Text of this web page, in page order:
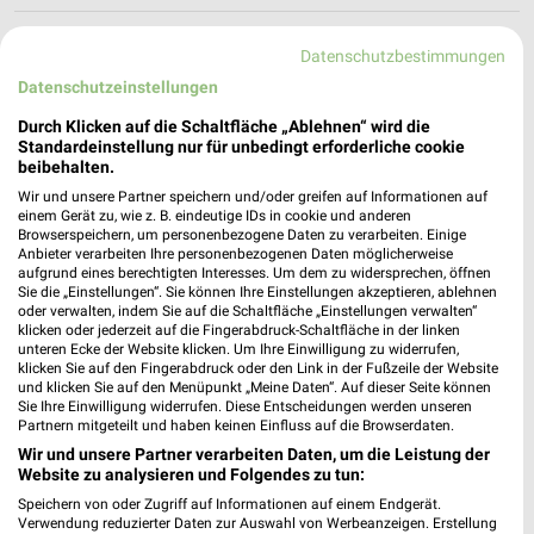
hagebaumarkt Angebote in Hildburghausen
298,17 km
Baumärkte Angebote für Kronach und
Umgebung
5 Prospekte
toom Baumarkt HKL BAUMASCHINEN
Datenschutzbestimmungen
Datenschutzeinstellungen
Durch Klicken auf die Schaltfläche „Ablehnen“ wird die
Standardeinstellung nur für unbedingt erforderliche cookie
beibehalten.
Wir und unsere Partner speichern und/oder greifen auf Informationen auf
einem Gerät zu, wie z. B. eindeutige IDs in cookie und anderen
Browserspeichern, um personenbezogene Daten zu verarbeiten. Einige
Anbieter verarbeiten Ihre personenbezogenen Daten möglicherweise
aufgrund eines berechtigten Interesses. Um dem zu widersprechen, öffnen
Sie die „Einstellungen“. Sie können Ihre Einstellungen akzeptieren, ablehnen
oder verwalten, indem Sie auf die Schaltfläche „Einstellungen verwalten“
klicken oder jederzeit auf die Fingerabdruck-Schaltfläche in der linken
unteren Ecke der Website klicken. Um Ihre Einwilligung zu widerrufen,
klicken Sie auf den Fingerabdruck oder den Link in der Fußzeile der Website
und klicken Sie auf den Menüpunkt „Meine Daten“. Auf dieser Seite können
Sie Ihre Einwilligung widerrufen. Diese Entscheidungen werden unseren
Partnern mitgeteilt und haben keinen Einfluss auf die Browserdaten.
Wir und unsere Partner verarbeiten Daten, um die Leistung der
Website zu analysieren und Folgendes zu tun:
Speichern von oder Zugriff auf Informationen auf einem Endgerät.
Verwendung reduzierter Daten zur Auswahl von Werbeanzeigen. Erstellung